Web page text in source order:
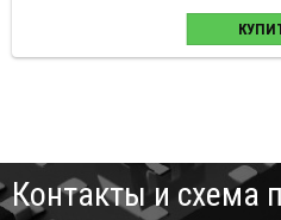
Контакты и схема